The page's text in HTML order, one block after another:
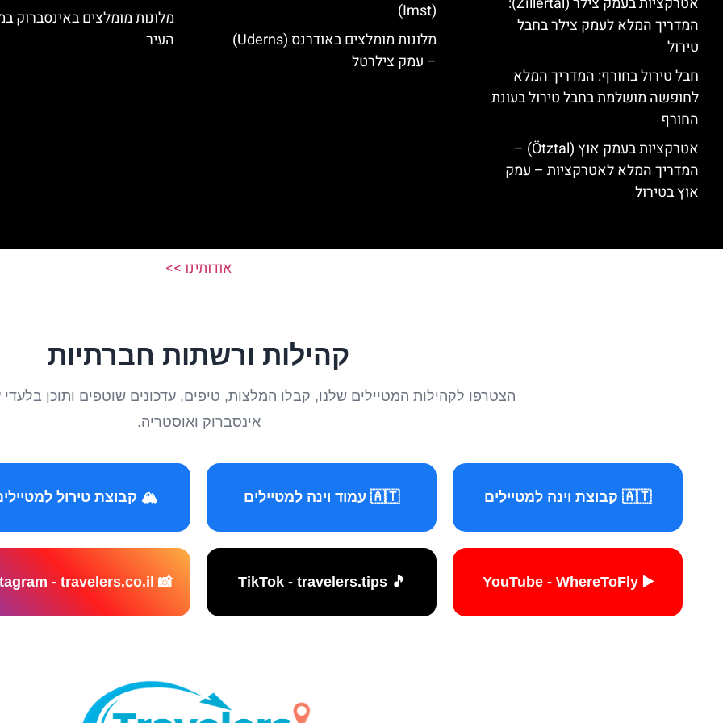
המדריך המלא לעמק צילר בחבל
טירול
חבל טירול בחורף: המדריך המלא
לחופשה מושלמת בחבל טירול בעונת
החורף
אטרקציות בעמק אוץ (Ötztal) –
המדריך המלא לאטרקציות – עמק
אוץ בטירול
(Imst)
מלונות מומלצים באודרנס (Uderns)
– עמק צילרטל
מלונות מומלצים באינסברוק
העיר
אודותינו >>
קהילות ורשתות חברתיות
הצטרפו לקהילות המטיילים שלנו, קבלו המלצות, טיפים, עדכונים שוטפים ותוכן בלעדי
אינסברוק ואוסטריה.
🇦🇹 קבוצת וינה למטיילים 🇦🇹 עמוד וינה למטיילים 🏔️ קבוצת טירול
▶️ YouTube - WhereToFly
🎵 TikTok - travelers.tips
📸 Instagram - travelers.co.il